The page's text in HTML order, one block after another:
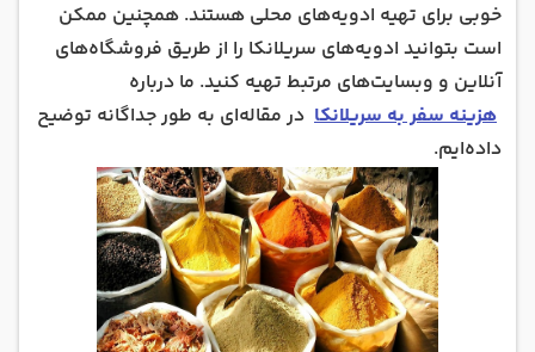
خوبی برای تهیه ادویه‌های محلی هستند. همچنین ممکن
است بتوانید ادویه‌های سریلانکا را از طریق فروشگاه‌های
آنلاین و وبسایت‌های مرتبط تهیه کنید. ما درباره
هزینه سفر به سریلانکا در مقاله‌ای به طور جداگانه توضیح
داده‌ایم.